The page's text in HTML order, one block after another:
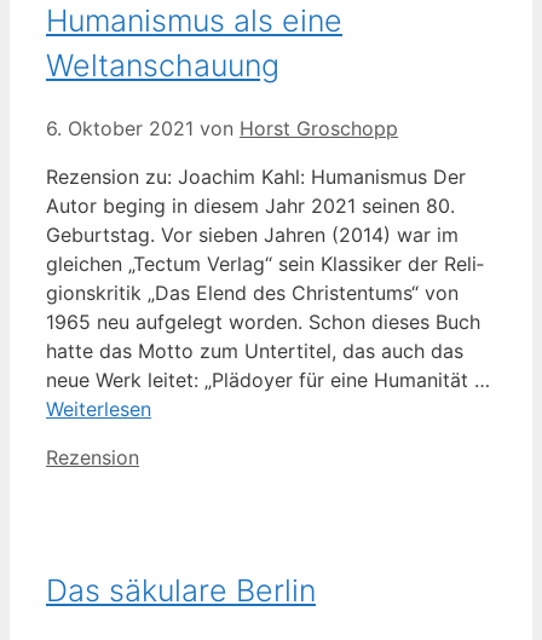
Humanismus als eine
Weltanschauung
6. Oktober 2021 von Horst Groschopp
Rezen­si­on zu: Joa­chim Kahl: Huma­nis­mus Der
Autor beging in die­sem Jahr 2021 sei­nen 80.
Geburts­tag. Vor sie­ben Jah­ren (2014) war im
glei­chen „Tec­tum Ver­lag“ sein Klas­si­ker der Reli­
gi­ons­kri­tik „Das Elend des Chris­ten­tums“ von
1965 neu auf­ge­legt wor­den. Schon die­ses Buch
hat­te das Motto zum Unter­ti­tel, das auch das
neue Werk lei­tet: „Plä­doy­er für eine Huma­ni­tät …
Wei­ter­le­sen
Kategorien
Rezension
Das säkulare Berlin